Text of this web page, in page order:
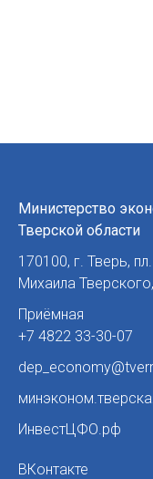
Министерство
Тверской области
170100, г. Тверь,
Михаила
Приёмная
+7 4822 33-30-07
ИнвестЦФО.рф
ВКонтакте